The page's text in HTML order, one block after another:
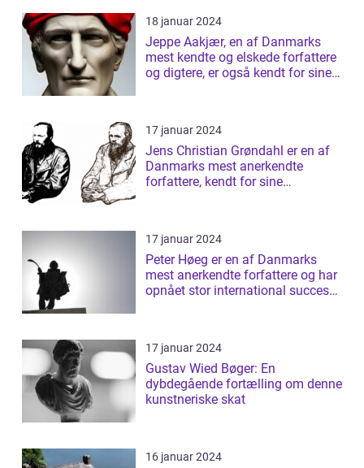
18 januar 2024
Jeppe Aakjær, en af Danmarks
mest kendte og elskede forfattere
og digtere, er også kendt for sine
17 januar 2024
Jens Christian Grøndahl er en af
Danmarks mest anerkendte
forfattere, kendt for sine
17 januar 2024
Peter Høeg er en af Danmarks
mest anerkendte forfattere og har
opnået stor international succes
17 januar 2024
Gustav Wied Bøger: En
dybdegående fortælling om denne
kunstneriske skat
16 januar 2024